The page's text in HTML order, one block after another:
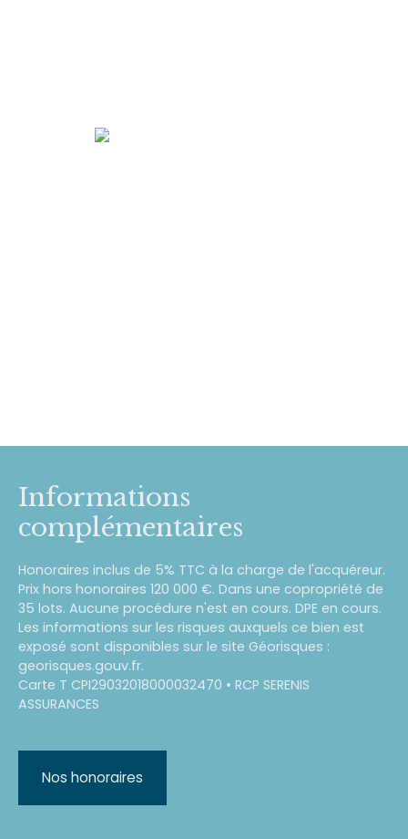
Informations
complémentaires
Honoraires inclus de 5% TTC à la charge de l'acquéreur.
Prix hors honoraires 120 000 €. Dans une copropriété de
35 lots. Aucune procédure n'est en cours. DPE en cours.
Les informations sur les risques auxquels ce bien est
exposé sont disponibles sur le site Géorisques :
georisques.gouv.fr.
Carte T CPI29032018000032470 • RCP SERENIS
ASSURANCES
Nos honoraires